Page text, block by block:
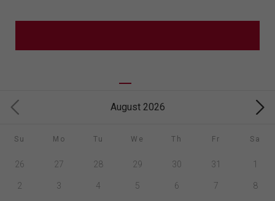
August 2026
Su Mo Tu We Th Fr Sa
26 27 28 29 30 31 1
2 3 4 5 6 7 8